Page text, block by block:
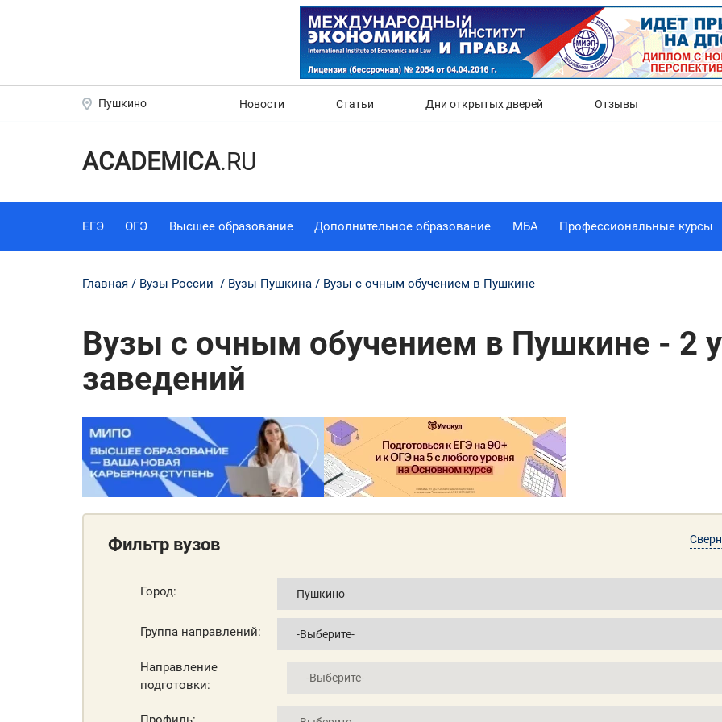
Пушкино Новости Статьи Дни открытых дверей Отзывы
ACADEMICA.RU
ЕГЭ ОГЭ Высшее образование Дополнительное образование МБА Профессиональные курсы
Главная Вузы России Вузы Пушкина Вузы с очным обучением в Пушкине
Вузы с очным обучением в Пушкине - 2
заведений
Фильтр вузов
Город:
Группа направлений:
Направление
подготовки:
Нет